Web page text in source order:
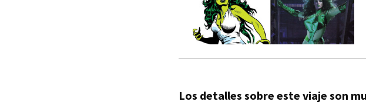
Los detalles sobre este viaje son